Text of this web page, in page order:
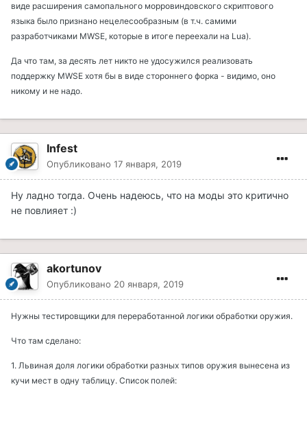
виде расширения самопального морровиндовского скриптового
языка было признано нецелесообразным (в т.ч. самими
разработчиками MWSE, которые в итоге переехали на Lua).
Да что там, за десять лет никто не удосужился реализовать
поддержку MWSE хотя бы в виде стороннего форка - видимо, оно
никому и не надо.
Infest
Опубликовано 17 января, 2019
Ну ладно тогда. Очень надеюсь, что на моды это критично
не повлияет :)
akortunov
Опубликовано 20 января, 2019
Нужны тестировщики для переработанной логики обработки оружия.
Что там сделано:
1. Львиная доля логики обработки разных типов оружия вынесена из
кучи мест в одну таблицу. Список полей: